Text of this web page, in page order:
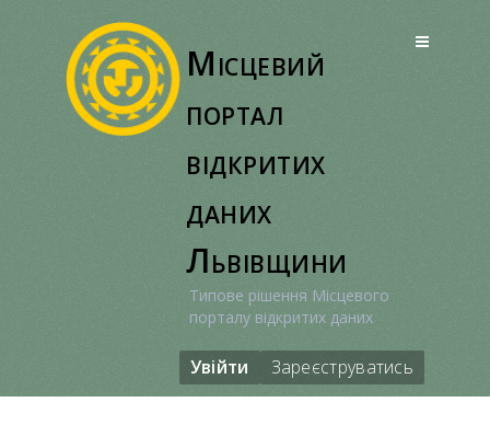
Місцевий
портал
відкритих
даних
Львівщини
Типове рішення Місцевого
порталу відкритих даних
Увійти Зареєструватись